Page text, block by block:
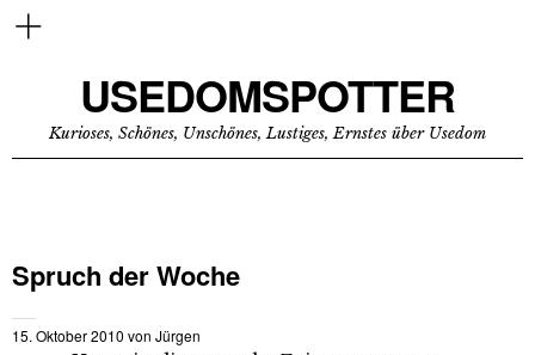
USEDOMSPOTTER
Kurioses, Schönes, Unschönes, Lustiges, Ernstes über Usedom
Spruch der Woche
15. Oktober 2010 von Jürgen